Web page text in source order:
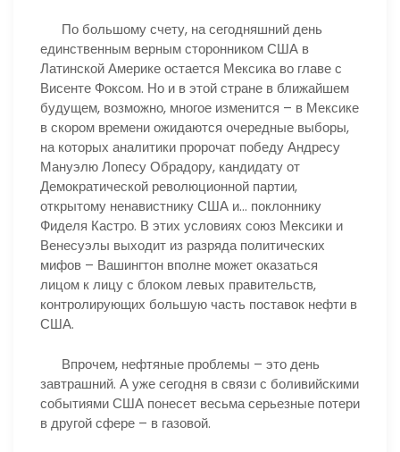
По большому счету, на сегодняшний день
единственным верным сторонником США в
Латинской Америке остается Мексика во главе с
Висенте Фоксом. Но и в этой стране в ближайшем
будущем, возможно, многое изменится – в Мексике
в скором времени ожидаются очередные выборы,
на которых аналитики пророчат победу Андресу
Мануэлю Лопесу Обрадору, кандидату от
Демократической революционной партии,
открытому ненавистнику США и… поклоннику
Фиделя Кастро. В этих условиях союз Мексики и
Венесуэлы выходит из разряда политических
мифов – Вашингтон вполне может оказаться
лицом к лицу с блоком левых правительств,
контролирующих большую часть поставок нефти в
США.
Впрочем, нефтяные проблемы – это день
завтрашний. А уже сегодня в связи с боливийскими
событиями США понесет весьма серьезные потери
в другой сфере – в газовой.